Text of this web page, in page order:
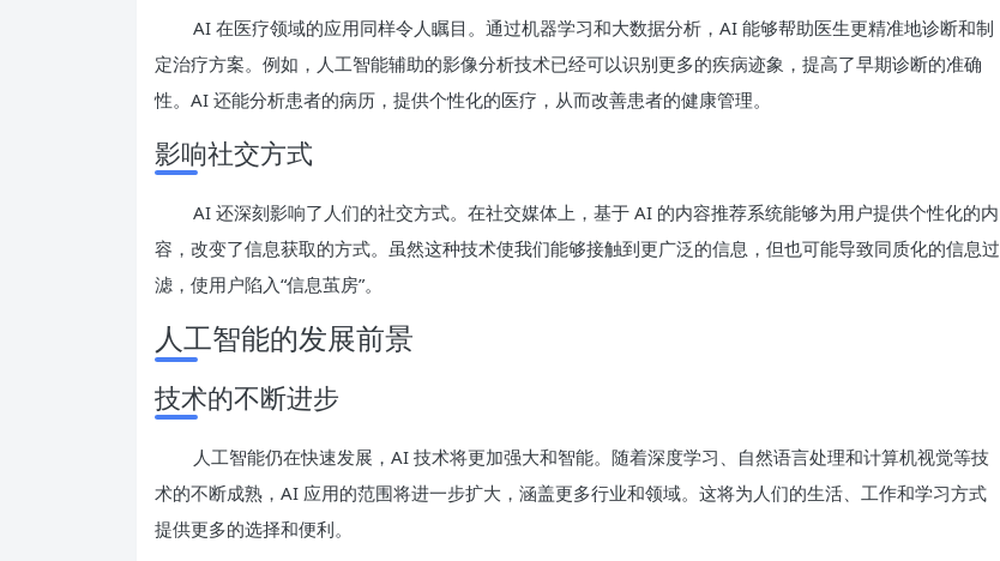
AI 在医疗领域的应用同样令人瞩目。通过机器学习和大数据分析，AI 能够帮助医生更精准地诊断和制
定治疗方案。例如，人工智能辅助的影像分析技术已经可以识别更多的疾病迹象，提高了早期诊断的准确
性。AI 还能分析患者的病历，提供个性化的医疗，从而改善患者的健康管理。
影响社交方式
AI 还深刻影响了人们的社交方式。在社交媒体上，基于 AI 的内容推荐系统能够为用户提供个性化的内
容，改变了信息获取的方式。虽然这种技术使我们能够接触到更广泛的信息，但也可能导致同质化的信息过
滤，使用户陷入“信息茧房”。
人工智能的发展前景
技术的不断进步
人工智能仍在快速发展，AI 技术将更加强大和智能。随着深度学习、自然语言处理和计算机视觉等技
术的不断成熟，AI 应用的范围将进一步扩大，涵盖更多行业和领域。这将为人们的生活、工作和学习方式
提供更多的选择和便利。